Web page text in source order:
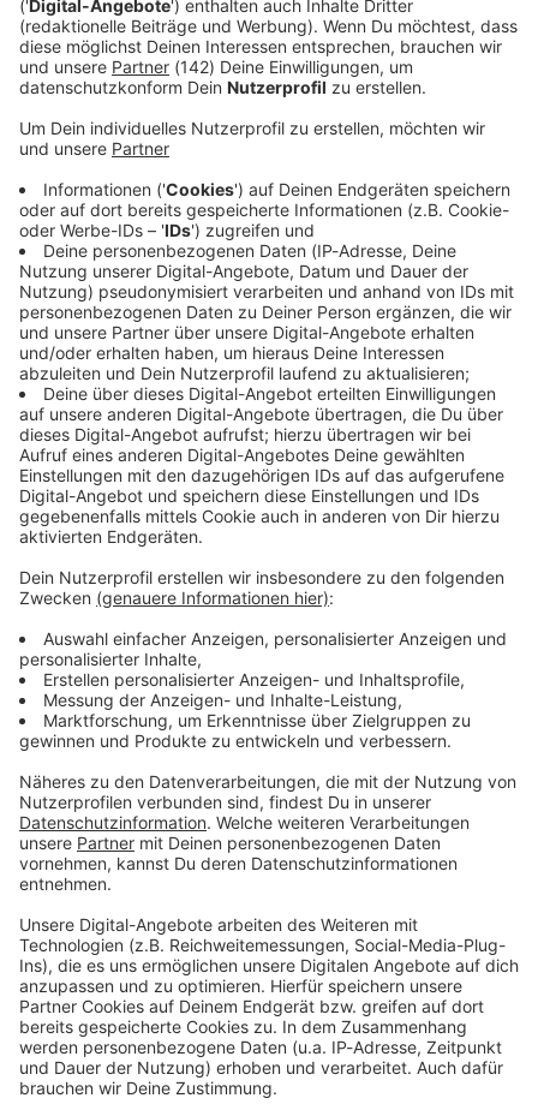
Radio-App für iOS (Apple)
Ø 4.8
12609 Bewertungen
Radio-App für Android
Ø 4.7
21463 Bewertungen
Hört uns und lasst von euch hören:
Keep on rocking!
Verpass' nichts mehr mit unserem kostenlosen ROCK
ANTENNE Bayern Rock-Newsletter. Ob Musiknews,
Interviews, Quizspaß oder unsere neuesten Aktionen -
Zum Newsletter anmelden
Du möchtest uns etwas sagen?
Studio Hotline